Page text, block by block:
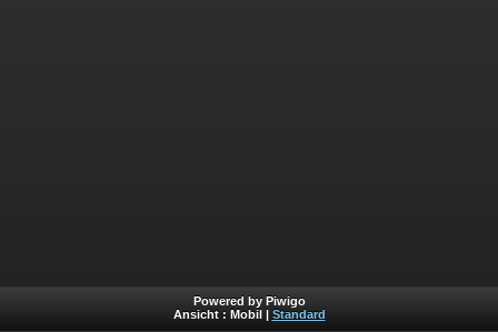
Powered by Piwigo
Ansicht : Mobil Standard